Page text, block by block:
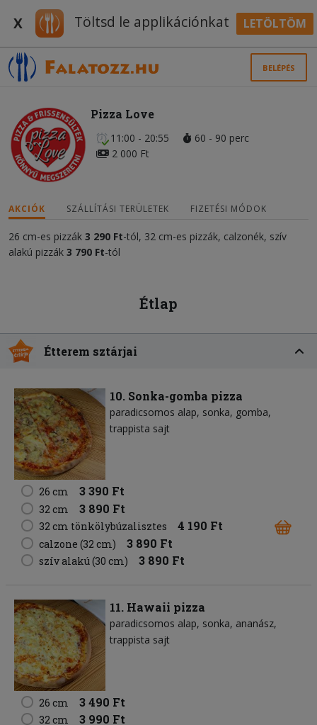
X Töltsd le applikációnkat LETÖLTÖM
BELÉPÉS
Pizza Love
11:00 - 20:55
60 - 90 perc
2 000 Ft
AKCIÓK SZÁLLÍTÁSI TERÜLETEK FIZETÉSI MÓDOK
26 cm-es pizzák 3 290 Ft-tól, 32 cm-es pizzák, calzonék, szív
alakú pizzák 3 790 Ft-tól
Étlap
Étterem sztárjai
10. Sonka-gomba pizza
paradicsomos alap sonka gomba
trappista sajt
26 cm 3 390 Ft
32 cm 3 890 Ft
32 cm tönkölybúzalisztes 4 190 Ft
calzone (32 cm) 3 890 Ft
szív alakú (30 cm) 3 890 Ft
11. Hawaii pizza
paradicsomos alap sonka ananász
trappista sajt
26 cm 3 490 Ft
32 cm 3 990 Ft